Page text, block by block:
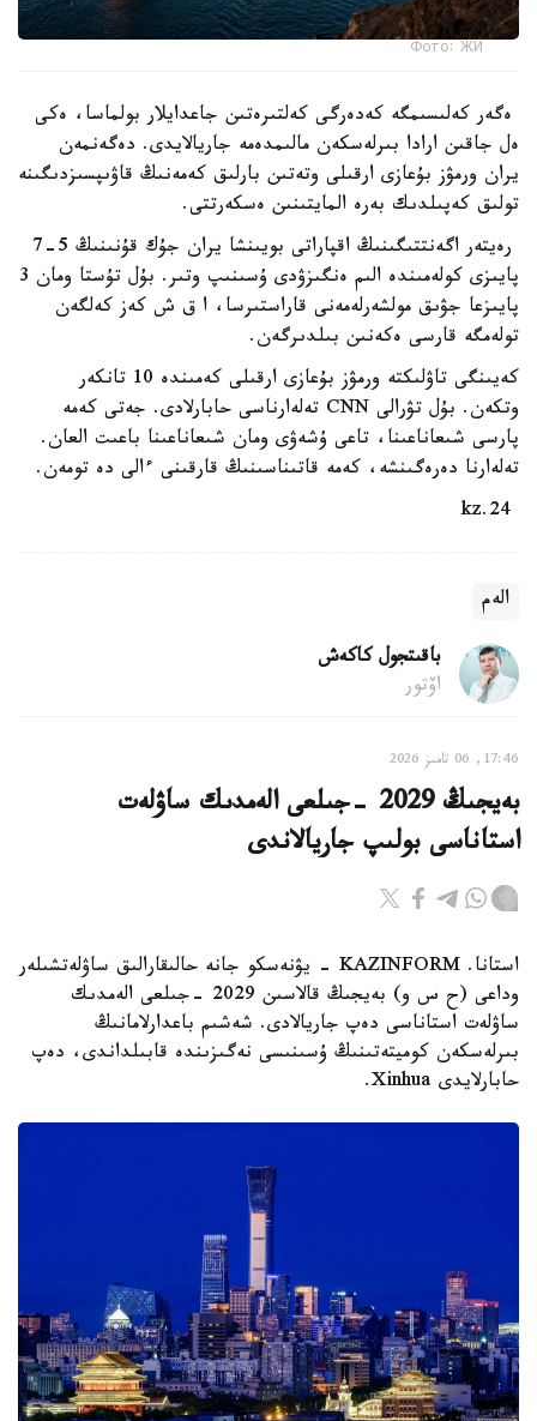
Фото: ЖИ
ەگەر كەلىسىمگە كەدەرگى كەلتىرەتىن جاعدايلار بولماسا، ەكى
ەل جاقىن ارادا بىرلەسكەن مالىمدەمە جاريالايدى. دەگەنمەن
يران ورمۋز بۇعازى ارقىلى وتەتىن بارلىق كەمەنىڭ قاۋىپسىزدىگىنە
تولىق كەپىلدىك بەرە المايتىنىن ەسكەرتتى.
رەيتەر اگەنتتىگىنىڭ اقپاراتى بويىنشا يران جۇك قۇنىنىڭ 5-7
پايىزى كولەمىندە الىم ەنگىزۋدى ۇسىنىپ وتىر. بۇل تۇستا ومان 3
پايىزعا جۋىق مولشەرلەمەنى قاراستىرسا، ا ق ش كەز كەلگەن
تولەمگە قارسى ەكەنىن بىلدىرگەن.
كەيىنگى تاۋلىكتە ورمۋز بۇعازى ارقىلى كەمىندە 10 تانكەر
وتكەن. بۇل تۋرالى CNN تەلەارناسى حابارلادى. جەتى كەمە
پارسى شىعاناعىنا، تاعى ۇشەۋى ومان شىعاناعىنا باعىت العان.
تەلەارنا دەرەگىنشە، كەمە قاتىناسىنىڭ قارقىنى ءالى دە تومەن.
الەم
باقىتجول كاكەش
اۆتور
17:46, 06 تامىز 2026
بەيجىڭ 2029 -جىلعى الەمدىك ساۋلەت
استاناسى بولىپ جاريالاندى
استانا. KAZINFORM - يۋنەسكو جانە حالىقارالىق ساۋلەتشىلەر
وداعى (ح س و) بەيجىڭ قالاسىن 2029 -جىلعى الەمدىك
ساۋلەت استاناسى دەپ جاريالادى. شەشىم باعدارلامانىڭ
بىرلەسكەن كوميتەتىنىڭ ۇسىنىسى نەگىزىندە قابىلداندى، دەپ
حابارلايدى Xinhua.